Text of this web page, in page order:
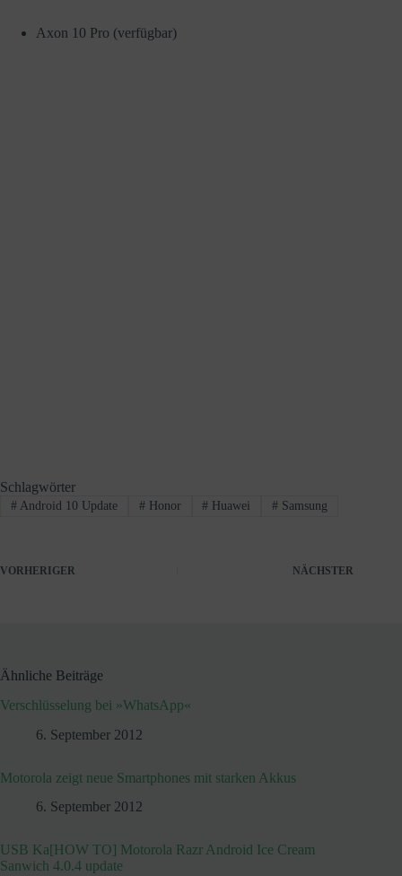
Axon 10 Pro (verfügbar)
Schlagwörter
#Android 10 Update #Honor # Huawei # Samsung
VORHERIGER NÄCHSTER
Ähnliche Beiträge
Verschlüsselung bei »WhatsApp«
6. September 2012
Motorola zeigt neue Smartphones mit starken Akkus
6. September 2012
USB Ka[HOW TO] Motorola Razr Android Ice Cream
Sanwich 4.0.4 update